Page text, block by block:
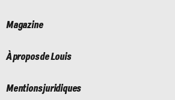
Magazine
À propos de Louis
Mentions juridiques